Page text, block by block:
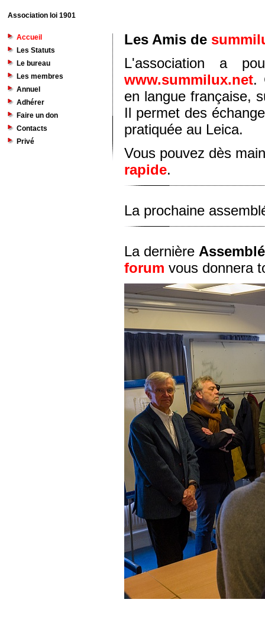
Association loi 1901
Accueil
Les Statuts
Le bureau
Les membres
Annuel
Adhérer
Faire un don
Contacts
Privé
Les Amis de
L'association a
www.summilux.net.
en langue française,
Il permet des
pratiquée au Leica.
Vous pouvez dès
rapide.
La prochaine
La dernière
forum vous donnera